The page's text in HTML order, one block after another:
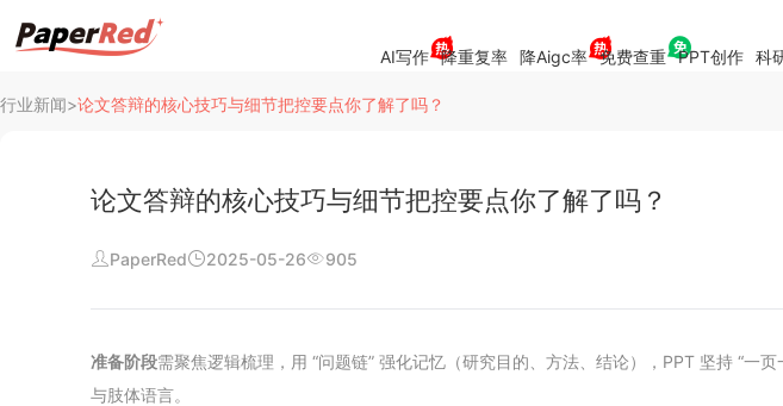
AI写作 降重复率 降Aigc率 免费查重 PPT创作 科
阅读
行业新闻
查重资讯
行业新闻>论文答辩的核心技巧与细节把控要点你了解了吗？
论文答辩的核心技巧与细节把控要点你了解了吗？
PaperRed 2025-05-26 905
准备阶段需聚焦逻辑梳理，用 “问题链” 强化记忆（研究目的、方法、结论），PPT 坚持 “一
与肢体语言。